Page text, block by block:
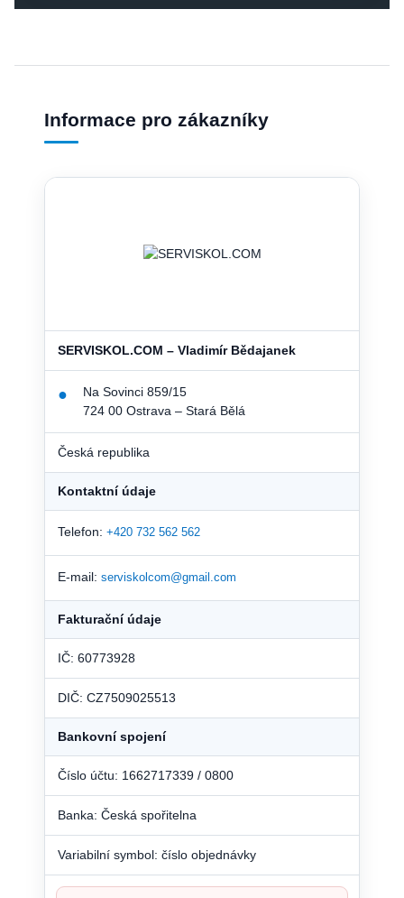
Informace pro zákazníky
SERVISKOL.COM – Vladimír Bědajanek
●
Na Sovinci 859/15
724 00 Ostrava – Stará Bělá
Česká republika
Kontaktní údaje
Telefon: +420 732 562 562
E-mail: serviskolcom@gmail.com
Fakturační údaje
IČ: 60773928
DIČ: CZ7509025513
Bankovní spojení
Číslo účtu: 1662717339 / 0800
Banka: Česká spořitelna
Variabilní symbol: číslo objednávky